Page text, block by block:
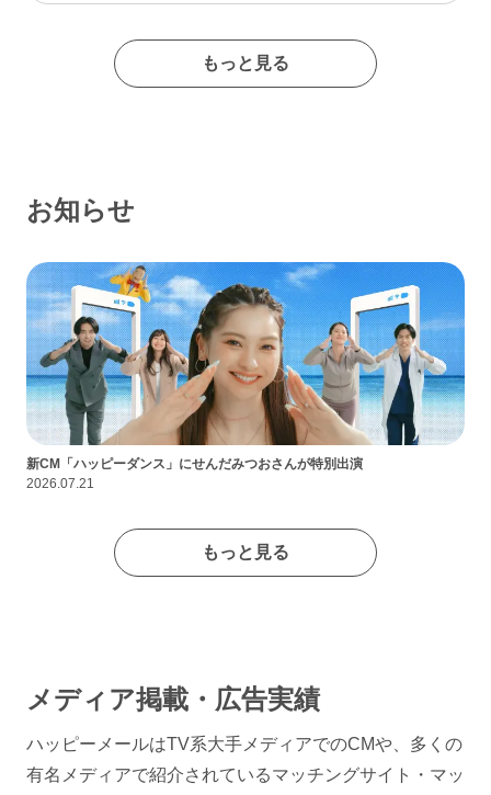
たイメージの出会い系サイトであるなんて思わなかったな…
もっと見る
お知らせ
新CM「ハッピーダンス」にせんだみつおさんが特別出演
2026.07.21
もっと見る
メディア掲載・広告実績
ハッピーメールはTV系大手メディアでのCMや、多くの
有名メディアで紹介されているマッチングサイト・マッ